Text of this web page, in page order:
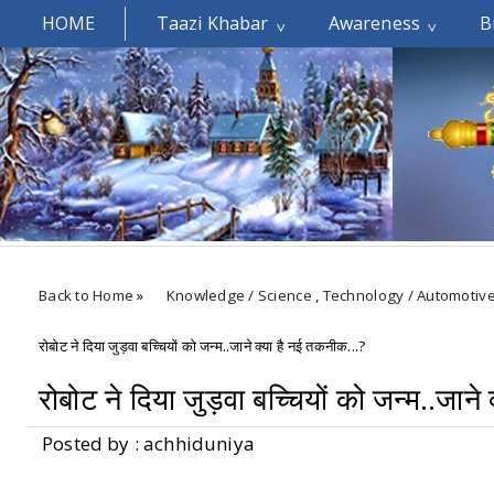
HOME Taazi Khabar Awareness
Welcomes You.....
Back to Home » Knowledge / Science ,Technology /
रोबोट ने दिया जुड़वा बच्चियों को जन्म..जाने क्या है नई तकनीक...?
रोबोट ने दिया जुड़वा बच्चियों को
Posted by : achhiduniya